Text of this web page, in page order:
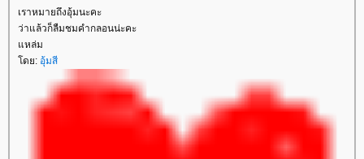
เราหมายถึงอุ้มนะคะ
ว่าแล้วก็ลืมชมคำกลอนน่ะคะ
หล่ม
ดย: อุ้มสี